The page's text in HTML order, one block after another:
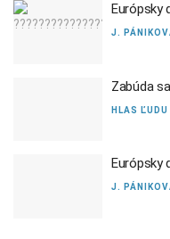
Európsky
J.
Zabúda
HLAS ĽUDU
Európsky
J.